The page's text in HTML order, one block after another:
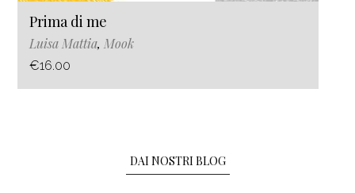
Prima di me
Luisa Mattia, Mook
€16.00
DAI NOSTRI BLOG